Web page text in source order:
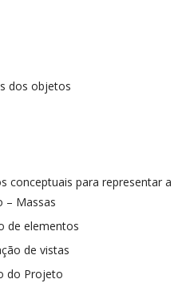
dos objetos
conceptuais para representar a
– Massas
de elementos
de vistas
do Projeto